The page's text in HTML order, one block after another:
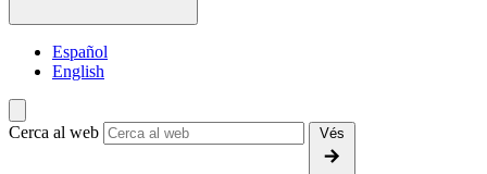
Español
English
Cerca al web Vés